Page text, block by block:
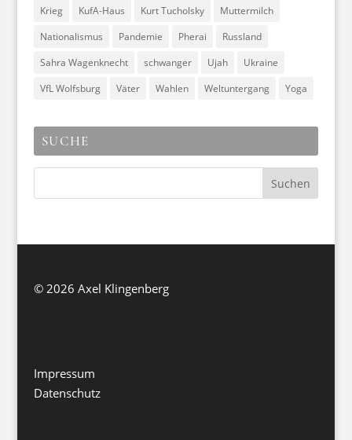
Krieg
KufA-Haus Kurt Tucholsky
Muttermilch
Nationalismus
Pandemie Pherai
Russland
Sahra Wagenknecht
schwanger Ujah
Ukraine
VfL Wolfsburg
Väter Wahlen Weltuntergang Yoga
SUCHE
© 2026 Axel Klingenberg
Impressum
Datenschutz